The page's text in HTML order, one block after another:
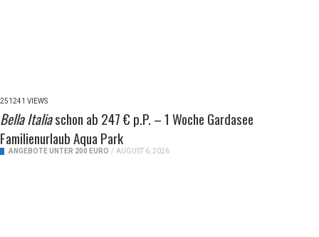
251241 VIEWS
Bella Italiaschon ab 247 € p.P. – 1 Woche Gardasee
Familienurlaub Aqua Park
ANGEBOTE UNTER 200 EURO / AUGUST 6, 2026